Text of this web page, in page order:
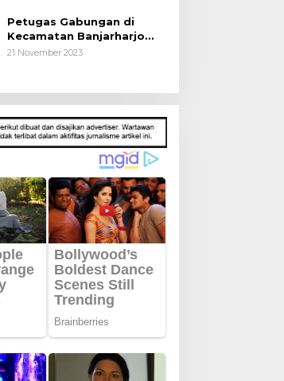
Petugas Gabungan di
Kecamatan Banjarharjo
Patroli Anak Sekolah
21 November 2023